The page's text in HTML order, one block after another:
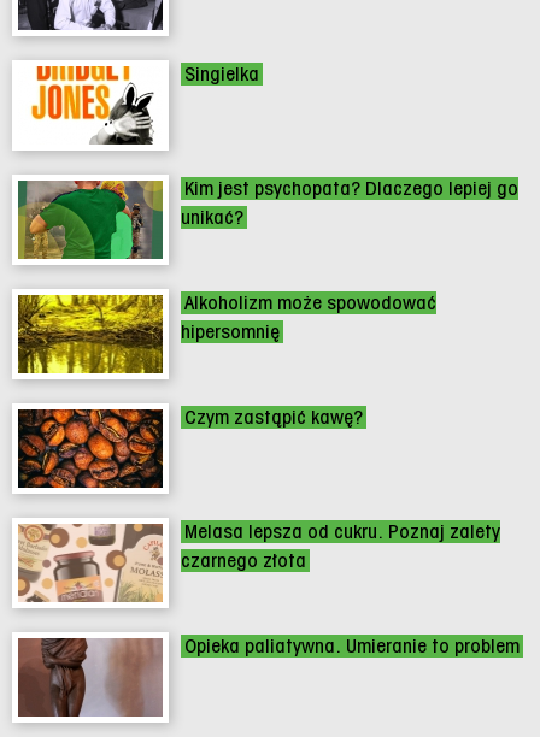
Singielka
Kim jest psychopata? Dlaczego lepiej go
unikać?
Alkoholizm może spowodować
hipersomnię
Czym zastąpić kawę?
Melasa lepsza od cukru. Poznaj zalety
czarnego złota
Opieka paliatywna. Umieranie to problem